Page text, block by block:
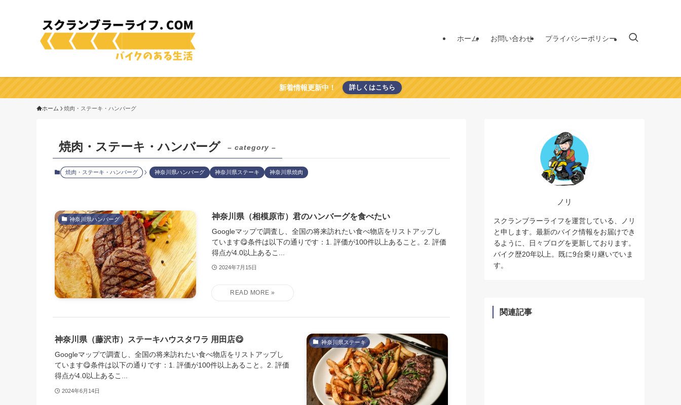
ホーム お問い合わせ プライバシーポリシー
新着情報更新中！ 詳しくはこちら
ホーム 焼肉・ステーキ・ハンバーグ
焼肉・ステーキ・ハンバーグ – category –
焼肉・ステーキ・ハンバーグ 神奈川県ハンバーグ 神奈川県ステーキ 神奈川県焼肉
神奈川県ハンバーグ 神奈川県（相模原市）君のハンバーグを食べたい
Googleマップで調査し、全国の将来訪れたい食べ物店をリストアップし
ています😋条件は以下の通りです：1. 評価が100件以上あること。2. 評価
得点が4.0以上あるこ...
2024年7月15日
神奈川県ステーキ
神奈川県（藤沢市）ステーキハウスタワラ 用田店😋
Googleマップで調査し、全国の将来訪れたい食べ物店をリストアップし
ています😋条件は以下の通りです：1. 評価が100件以上あること。2. 評価
得点が4.0以上あるこ...
2024年6月14日
ノリ
スクランブラーライフを運営している、ノリ
と申します。最新のバイク情報をお届けでき
るように、日々ブログを更新しております。
バイク歴20年以上。既に9台乗り継いでいま
す。
関連記事